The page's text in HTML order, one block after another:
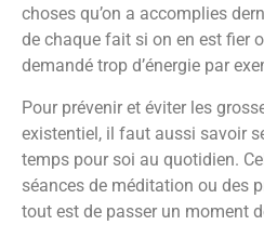
choses qu’on a accomplies
de chaque fait si on en est fier
demandé trop d’énergie par
Pour prévenir et éviter les
existentiel, il faut aussi savoir
temps pour soi au quotidien.
séances de méditation ou des
tout est de passer un moment